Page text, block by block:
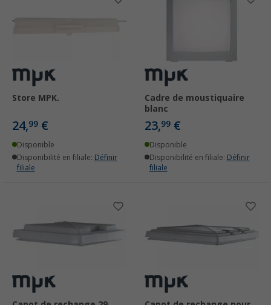
Store MPK.
24,99 €
Disponible
Disponibilité en filiale: Définir
filiale
Cadre de moustiquaire
blanc
23,99 €
Disponible
Disponibilité en filiale: Définir
filiale